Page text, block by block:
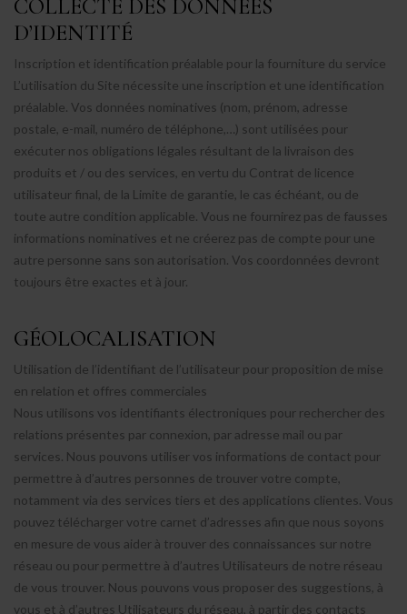
COLLECTE DES DONNÉES
D’IDENTITÉ
Inscription et identification préalable pour la fourniture du service
L’utilisation du Site nécessite une inscription et une identification
préalable. Vos données nominatives (nom, prénom, adresse
postale, e-mail, numéro de téléphone,…) sont utilisées pour
exécuter nos obligations légales résultant de la livraison des
produits et / ou des services, en vertu du Contrat de licence
utilisateur final, de la Limite de garantie, le cas échéant, ou de
toute autre condition applicable. Vous ne fournirez pas de fausses
informations nominatives et ne créerez pas de compte pour une
autre personne sans son autorisation. Vos coordonnées devront
toujours être exactes et à jour.
GÉOLOCALISATION
Utilisation de l’identifiant de l’utilisateur pour proposition de mise
en relation et offres commerciales
Nous utilisons vos identifiants électroniques pour rechercher des
relations présentes par connexion, par adresse mail ou par
services. Nous pouvons utiliser vos informations de contact pour
permettre à d’autres personnes de trouver votre compte,
notamment via des services tiers et des applications clientes. Vous
pouvez télécharger votre carnet d’adresses afin que nous soyons
en mesure de vous aider à trouver des connaissances sur notre
réseau ou pour permettre à d’autres Utilisateurs de notre réseau
de vous trouver. Nous pouvons vous proposer des suggestions, à
vous et à d’autres Utilisateurs du réseau, à partir des contacts